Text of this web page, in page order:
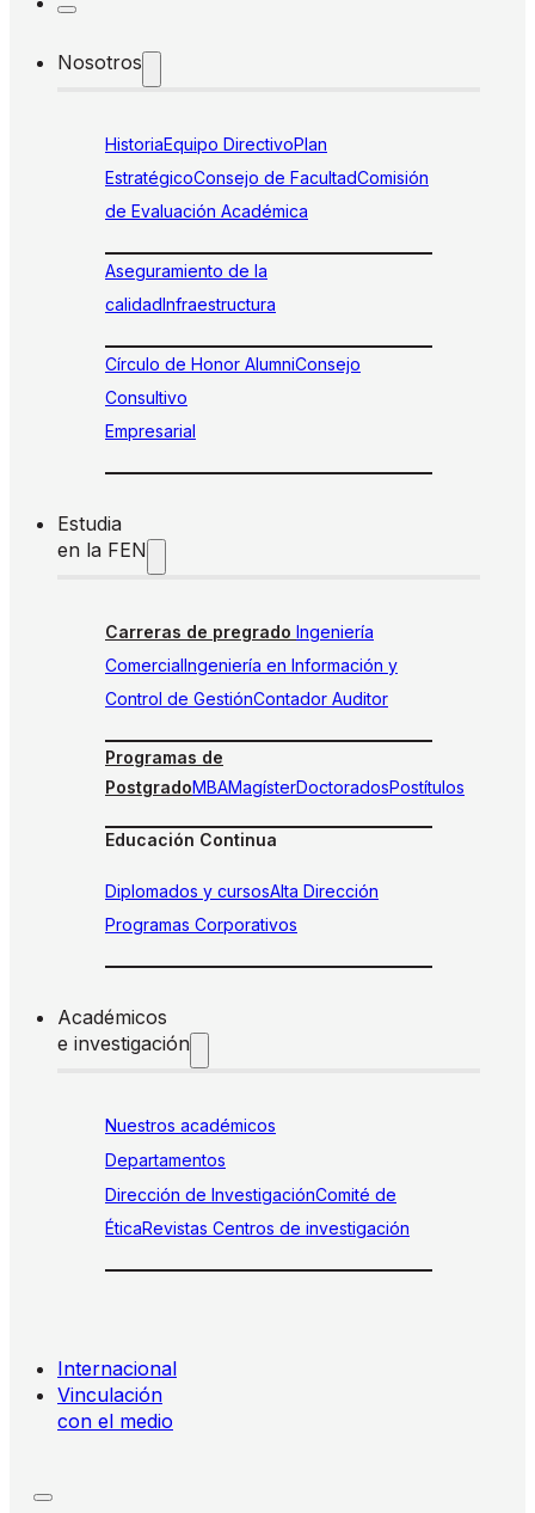
Nosotros
HistoriaEquipo DirectivoPlan
EstratégicoConsejo de FacultadComisión
de Evaluación Académica
Aseguramiento de la
calidadInfraestructura
Círculo de Honor AlumniConsejo
Consultivo
Empresarial
Estudia
en la FEN
Carreras de pregrado Ingeniería
ComercialIngeniería en Información y
Control de GestiónContador Auditor
Programas de
PostgradoMBAMagísterDoctoradosPostítulos
Educación Continua
Diplomados y cursosAlta Dirección
Programas Corporativos
Académicos
e investigación
Nuestros académicos
Departamentos
Dirección de InvestigaciónComité de
ÉticaRevistas Centros de investigación
Internacional
Vinculación
con el medio